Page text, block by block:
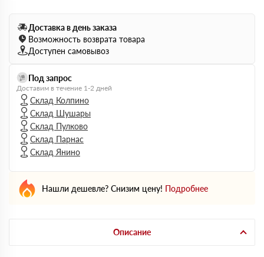
Доставка в день заказа
Возможность возврата товара
Доступен самовывоз
Под запрос
Доставим в течение 1-2 дней
Склад Колпино
Склад Шушары
Склад Пулково
Склад Парнас
Склад Янино
Нашли дешевле? Снизим цену! Подробнее
Описание